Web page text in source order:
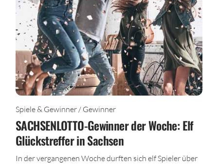
Spiele & Gewinner / Gewinner
SACHSENLOTTO-Gewinner der Woche: Elf
Glückstreffer in Sachsen
In der vergangenen Woche durften sich elf Spieler über